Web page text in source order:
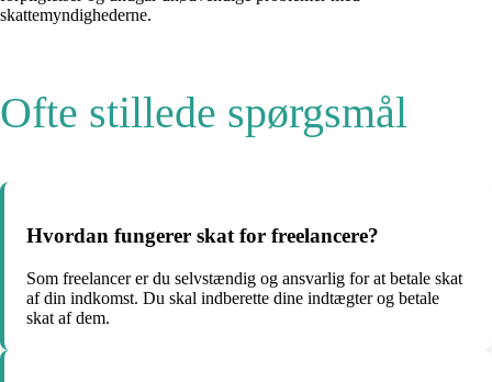
skattemyndighederne.
Ofte stillede spørgsmål
Hvordan fungerer skat for freelancere?
Som freelancer er du selvstændig og ansvarlig for at betale skat
af din indkomst. Du skal indberette dine indtægter og betale
skat af dem.